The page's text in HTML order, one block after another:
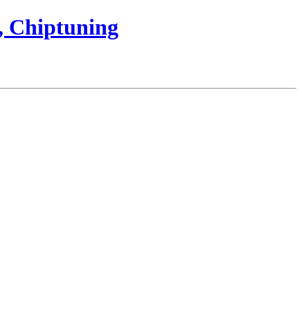
Chiptuning